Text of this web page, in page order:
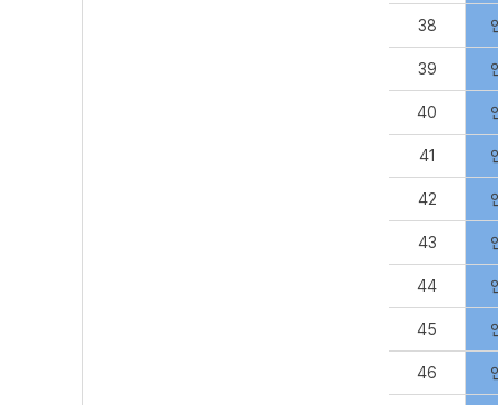
38
39
40
41
42
43
44
45
46